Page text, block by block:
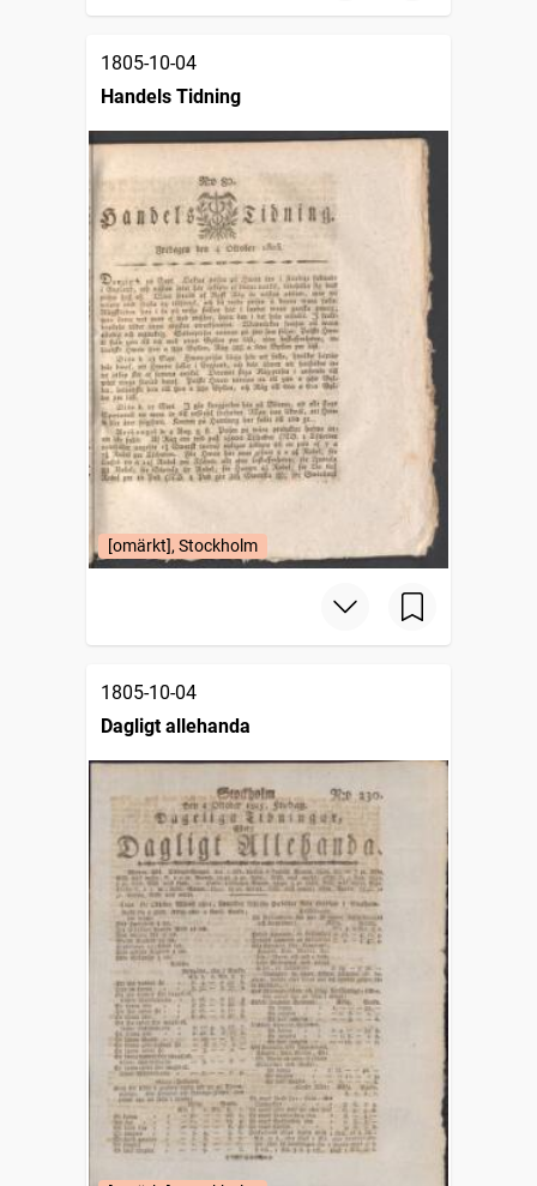
1805-10-04
Handels Tidning
[omärkt], Stockholm
1805-10-04
Dagligt allehanda